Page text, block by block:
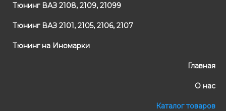
Тюнинг ВАЗ 2108, 2109, 21099
Тюнинг ВАЗ 2101, 2105, 2106, 2107
Тюнинг на Иномарки
Главная
О нас
Каталог товаров